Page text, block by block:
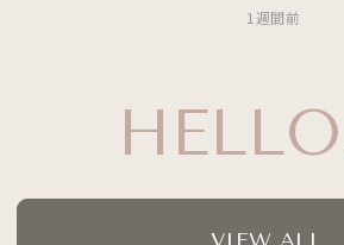
1週間前
VIEW ALL